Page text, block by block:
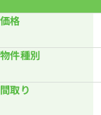
価格
物件種別
間取り